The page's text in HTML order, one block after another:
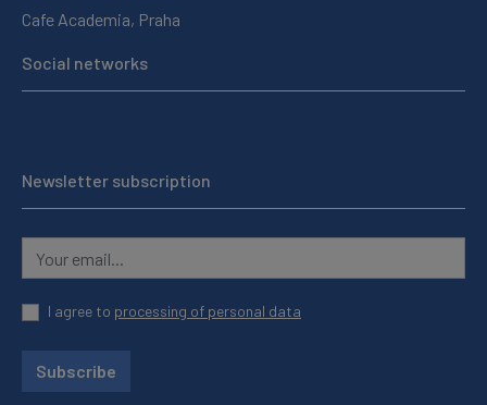
Cafe Academia, Praha
Social networks
Newsletter subscription
I agree to processing of personal data
Subscribe